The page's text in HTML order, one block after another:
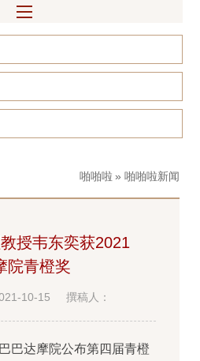
啪啪啦 » 啪啪啦新闻
授韦东奕获2021
院青橙奖
10-15 撰稿人：
巴达摩院公布第四届青橙